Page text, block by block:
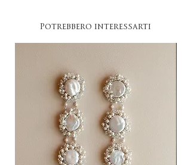
Potrebbero interessarti